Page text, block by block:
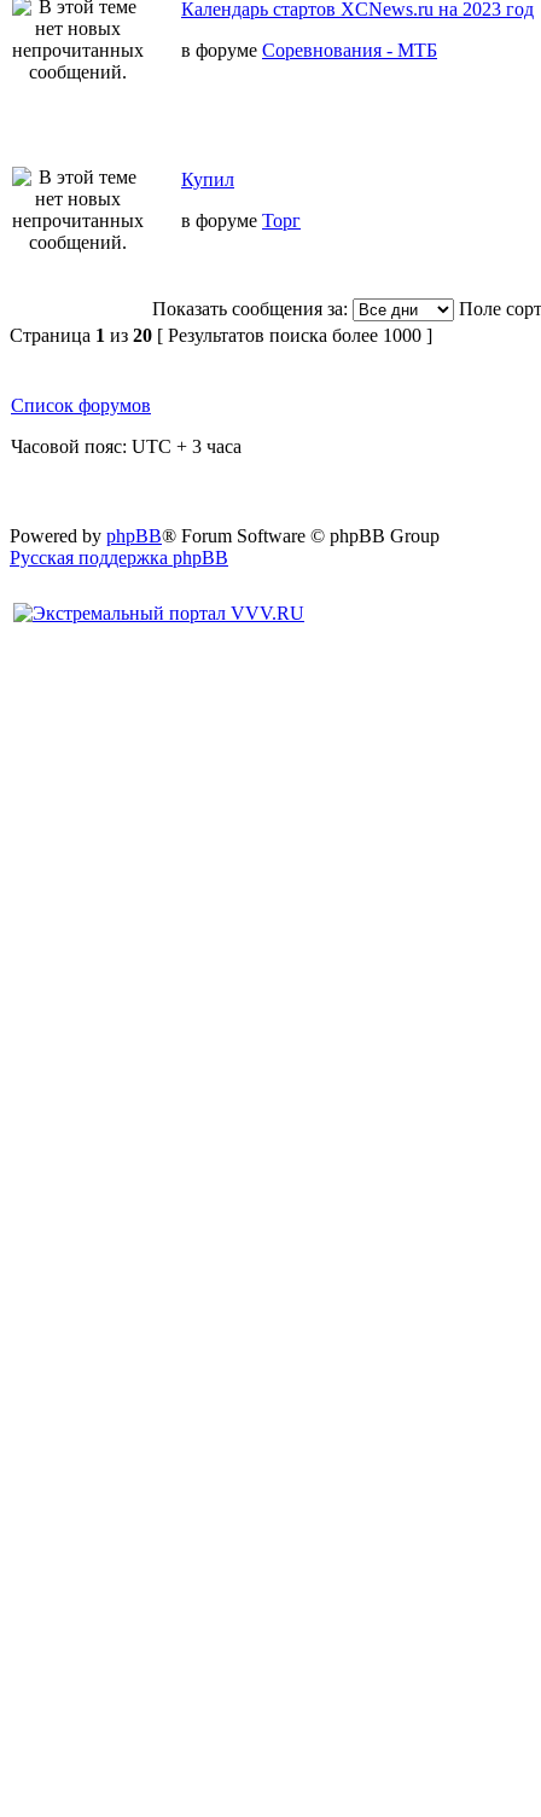
Календарь стартов XCNews.ru на 2023 год
в форуме Соревнования - МТБ
Купил
в форуме Торг
Показать сообщения за:
Поле
Страница 1 из 20 [ Результатов поиска более 1000 ]
Список форумов
Часовой пояс: UTC + 3 часа
Powered by phpBB® Forum Software © phpBB Group
Русская поддержка phpBB